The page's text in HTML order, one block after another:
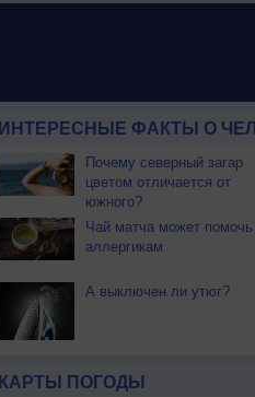
ИНТЕРЕСНЫЕ ФАКТЫ О
Почему северный загар
цветом отличается от
южного?
Чай матча может помочь
аллергикам
А выключен ли утюг?
КАРТЫ ПОГОДЫ